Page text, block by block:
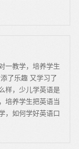
一教学，培养学生
了乐趣 又学习了
样，少儿学英语是
培养学生把英语当
，如何学好英语口